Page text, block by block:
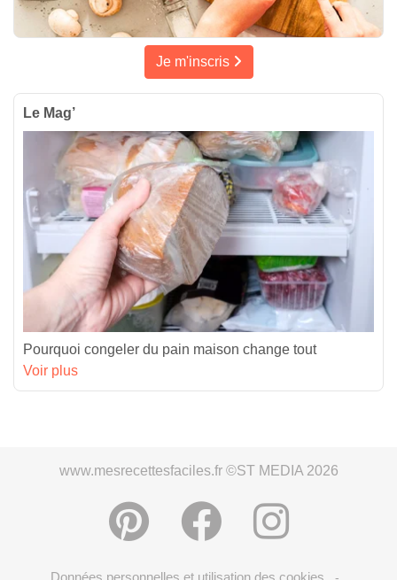
Je m'inscris
Le Mag’
Pourquoi congeler du pain maison change tout
Voir plus
www.mesrecettesfaciles.fr ©ST MEDIA 2026
Données personnelles et utilisation des cookies